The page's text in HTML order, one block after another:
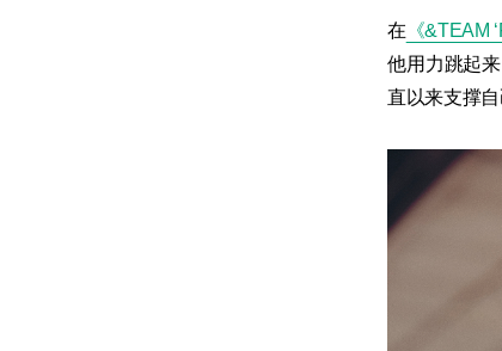
在 《&TEAM
他用力跳起
直以来支撑自